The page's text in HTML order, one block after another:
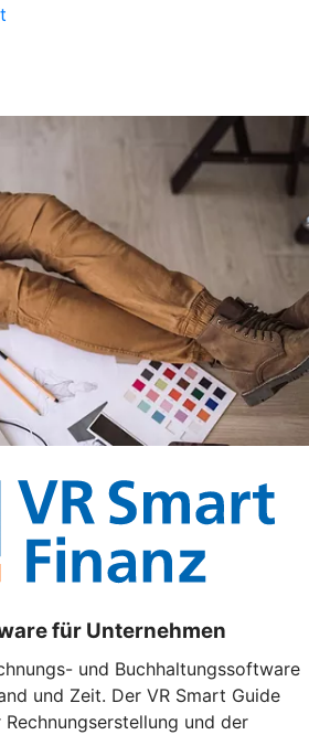
für Unternehmen
und Buchhaltungssoftware
und Zeit. Der VR Smart Guide
und der